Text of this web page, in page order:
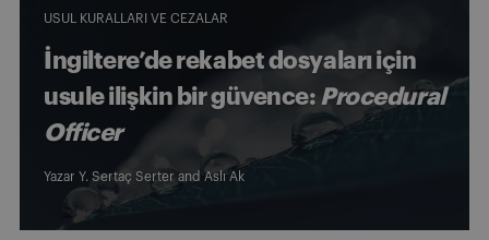
USUL KURALLARI VE CEZALAR
İngiltere’de rekabet dosyaları için
usule ilişkin bir güvence: Procedural
Officer
Yazar Y. Sertaç Serter and Aslı Ak